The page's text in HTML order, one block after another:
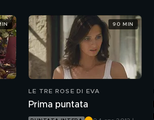
LE TRE ROSE DI EVA
Prima puntata
90 MIN